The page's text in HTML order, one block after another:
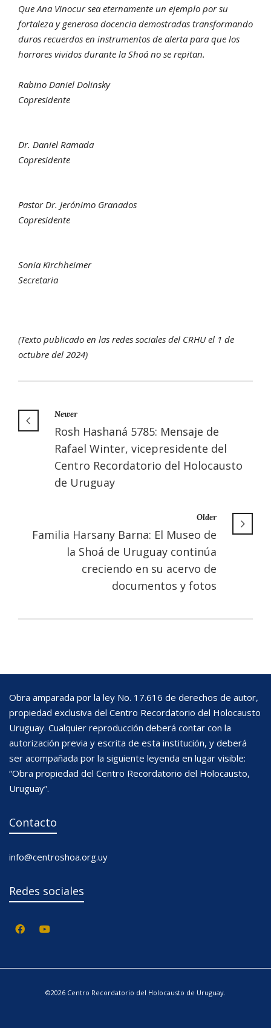
Que Ana Vinocur sea eternamente un ejemplo por su
fortaleza y generosa docencia demostradas transformando
duros recuerdos en instrumentos de alerta para que los
horrores vividos durante la Shoá no se repitan.
Rabino Daniel Dolinsky
Copresidente
Dr. Daniel Ramada
Copresidente
Pastor Dr. Jerónimo Granados
Copresidente
Sonia Kirchheimer
Secretaria
(Texto publicado en las redes sociales del CRHU el 1 de
octubre del 2024)
Newer
Rosh Hashaná 5785: Mensaje de
Rafael Winter, vicepresidente del
Centro Recordatorio del Holocausto
de Uruguay
Older
Familia Harsany Barna: El Museo de
la Shoá de Uruguay continúa
creciendo en su acervo de
documentos y fotos
Obra amparada por la ley No. 17.616 de derechos de autor,
propiedad exclusiva del Centro Recordatorio del Holocausto
Uruguay. Cualquier reproducción deberá contar con la
autorización previa y escrita de esta institución, y deberá
ser acompañada por la siguiente leyenda en lugar visible:
“Obra propiedad del Centro Recordatorio del Holocausto,
Uruguay”.
Contacto
info@centroshoa.org.uy
Redes sociales
©2026 Centro Recordatorio del Holocausto de Uruguay.